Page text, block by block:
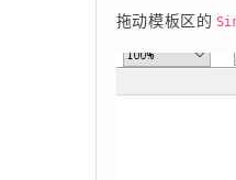
拖动模板区的